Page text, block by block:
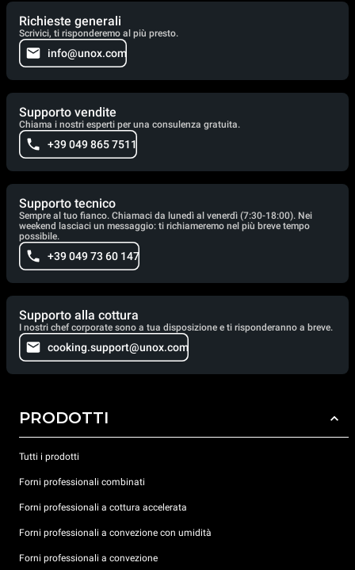
Richieste generali
Scrivici, ti risponderemo al più presto.
info@unox.com
Supporto vendite
Chiama i nostri esperti per una consulenza gratuita.
+39 049 865 7511
Supporto tecnico
Sempre al tuo fianco. Chiamaci da lunedì al venerdì (7:30-18:00). Nei
weekend lasciaci un messaggio: ti richiameremo nel più breve tempo
possibile.
+39 049 73 60 147
Supporto alla cottura
I nostri chef corporate sono a tua disposizione e ti risponderanno a breve.
cooking.support@unox.com
PRODOTTI
Tutti i prodotti
Forni professionali combinati
Forni professionali a cottura accelerata
Forni professionali a convezione con umidità
Forni professionali a convezione